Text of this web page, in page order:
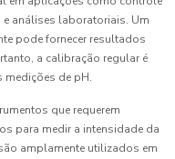
análises laboratoriais. Um
pode fornecer resultados
a calibração regular é
de pH.
que requerem
para medir a intensidade da
amplamente utilizados em